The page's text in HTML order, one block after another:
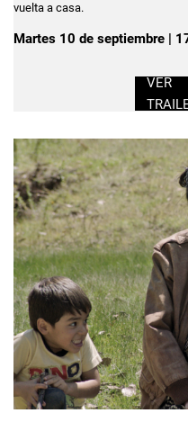
vuelta a casa.
Martes 10 de septiembre |
VER